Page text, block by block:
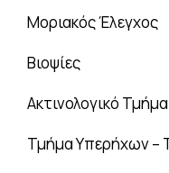
Μοριακός Έλεγχος
Βιοψίες
Ακτινολογικό Τμήμα
Τμήμα Υπερήχων –